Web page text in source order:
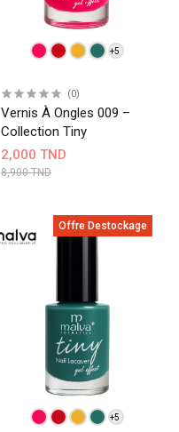
+5
(0)
Vernis À Ongles 009 –
Collection Tiny
2,000 TND
8,900 TND
Offre Destockage
+5